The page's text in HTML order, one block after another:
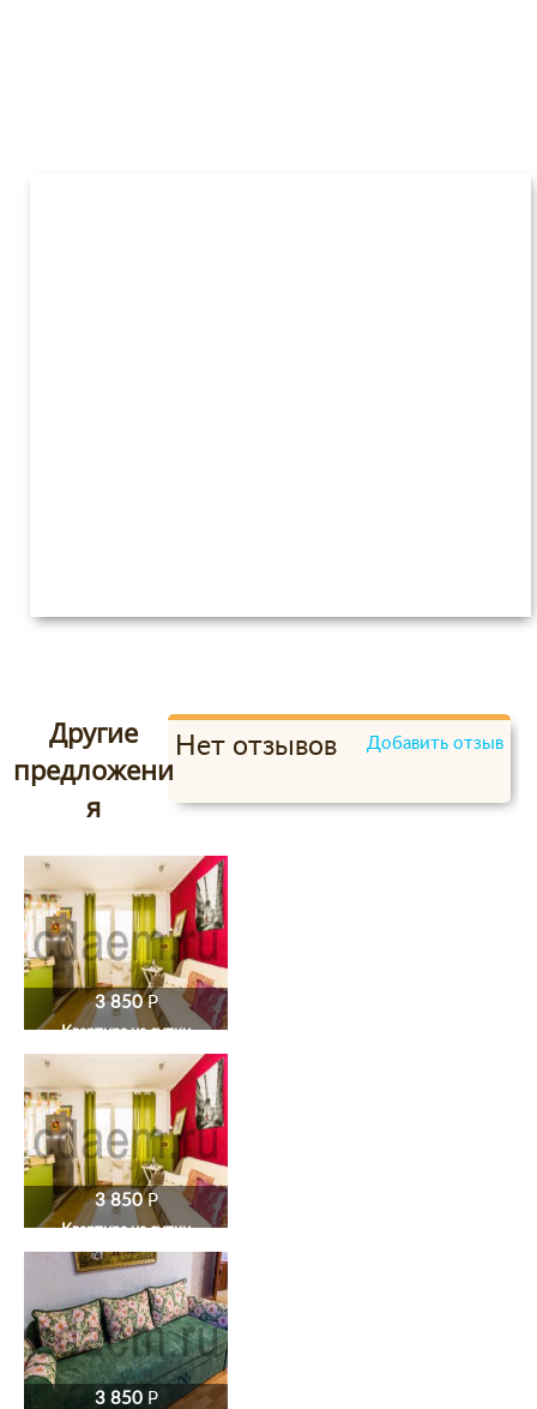
Другие
предложени
я
3 850P
Квартира на сутки
3 850P
Квартира на сутки
3 850 P
Нет отзывов Добавить отзыв